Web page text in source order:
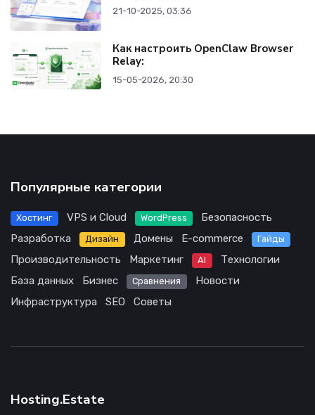
21-10-2025, 03:36
Как настроить OpenClaw Browser
Relay:
15-05-2026, 20:30
Популярные категории
Хостинг VPS и Cloud WordPress
Безопасность
Разработка
Дизайн Домены E-commerce Гайды
Производительность Маркетинг AI
Технологии
База данных
Бизнес Сравнения
Новости
Инфраструктура
SEO Советы
Hosting.Estate